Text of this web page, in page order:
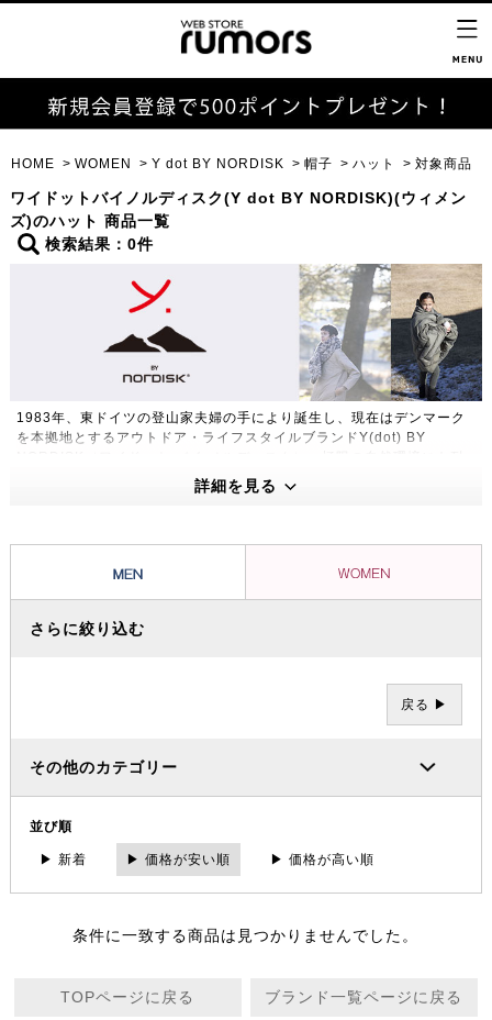
HOME WOMEN Y dot BY NORDISK 帽子 ハット 対象商品
ワイドットバイノルディスク(Y dot BY NORDISK)(ウィメン
ズ)のハット 商品一覧
検索結果：0件
1983年、東ドイツの登山家夫婦の手により誕生し、現在はデンマーク
を本拠地とするアウトドア・ライフスタイルブランドY(dot) BY
えうる高い機能性・保温性をもつプロダクトは、アウトドアのプロフェ
ッショナルたちから信頼を集め、数々の過酷な冒険やレースを支えてき
詳細を見る
さらに絞り込む
戻る ▶
その他のカテゴリー
並び順
▶ 新着 ▶ 価格が安い順 ▶ 価格が高い順
条件に一致する商品は見つかりませんでした。
TOPページに戻る ブランド一覧ページに戻る